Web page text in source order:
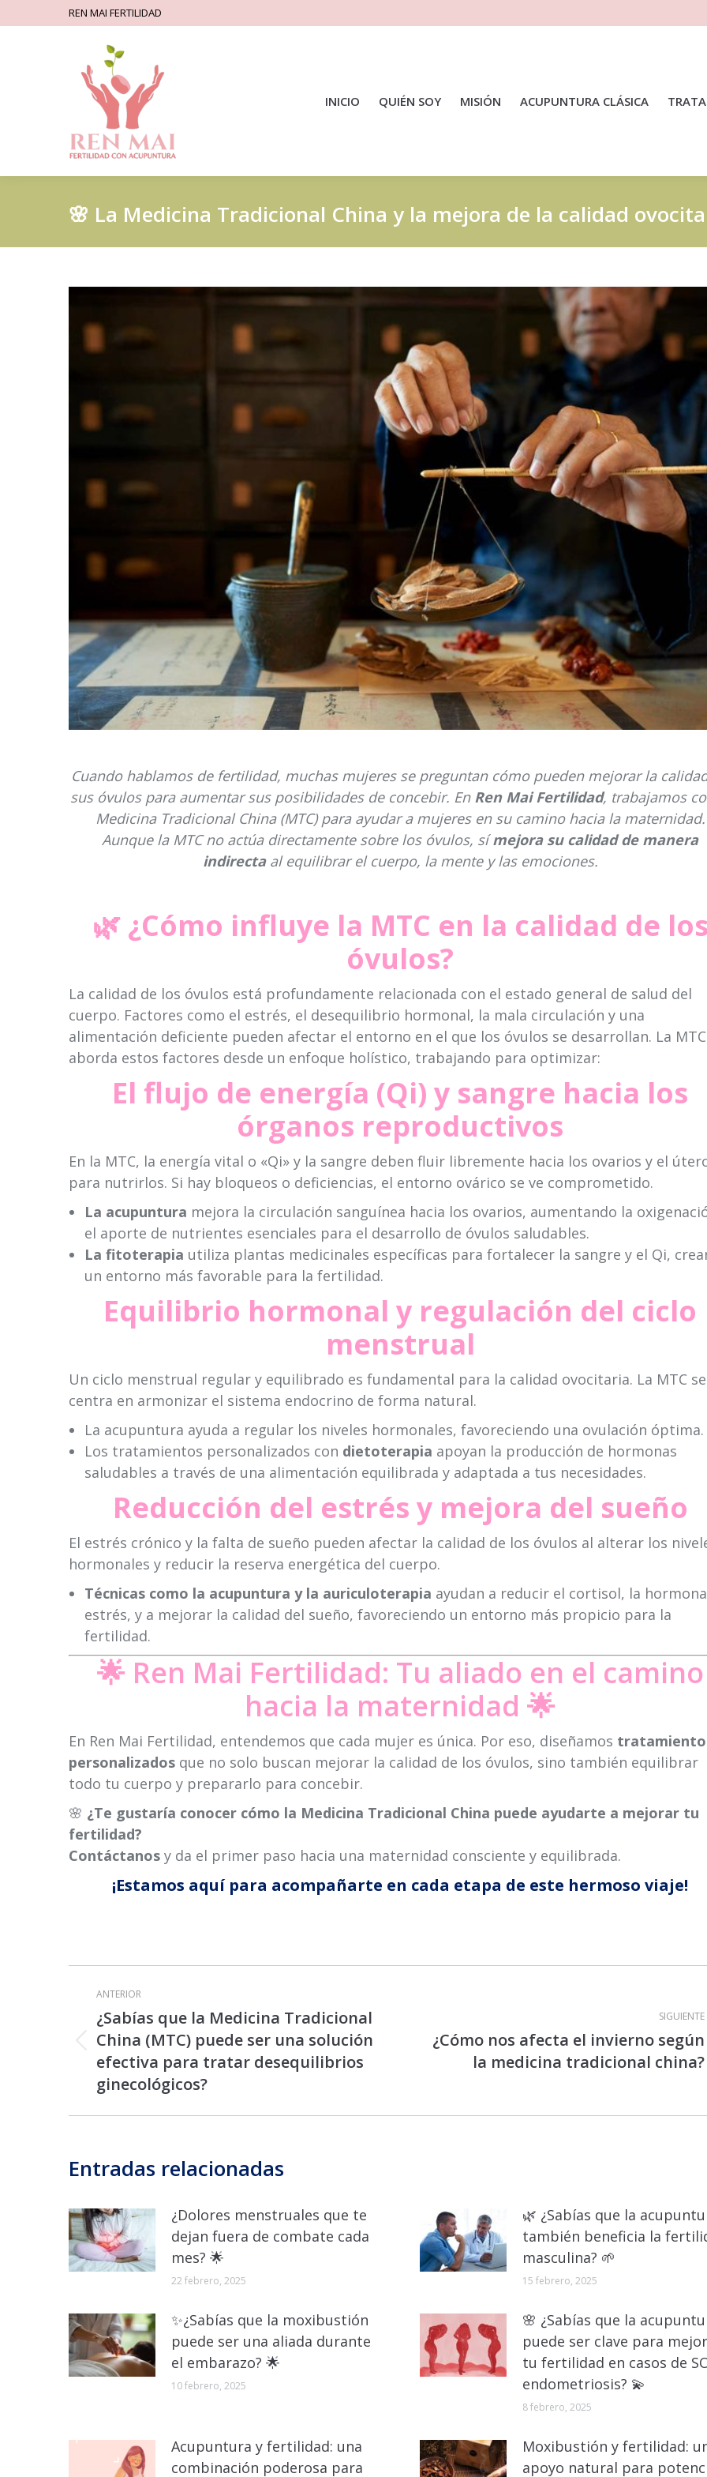
REN MAI FERTILIDAD
INICIO QUIÉN SOY MISIÓN ACUPUNTURA CLÁSICA
🌸 La Medicina Tradicional China y la mejora de la calidad
Cuando hablamos de fertilidad, muchas mujeres se preguntan cómo pueden mejorar la
sus óvulos para aumentar sus posibilidades de concebir. En Ren Mai Fertilidad, trabajamos
Medicina Tradicional China (MTC) para ayudar a mujeres en su camino hacia la maternidad.
Aunque la MTC no actúa directamente sobre los óvulos, símejora su calidad de manera
indirectaal equilibrar el cuerpo, la mente y las emociones.
🌿 ¿Cómo influye la MTC en la calidad de los
óvulos?
La calidad de los óvulos está profundamente relacionada con el estado general de salud del
cuerpo. Factores como el estrés, el desequilibrio hormonal, la mala circulación y una
alimentación deficiente pueden afectar el entorno en el que los óvulos se desarrollan. La MTC
aborda estos factores desde un enfoque holístico, trabajando para optimizar:
El flujo de energía (Qi) y sangre hacia los
órganos reproductivos
En la MTC, la energía vital o «Qi» y la sangre deben fluir libremente hacia los ovarios y el
para nutrirlos. Si hay bloqueos o deficiencias, el entorno ovárico se ve comprometido.
La acupuntura mejora la circulación sanguínea hacia los ovarios, aumentando la
el aporte de nutrientes esenciales para el desarrollo de óvulos saludables.
La fitoterapia utiliza plantas medicinales específicas para fortalecer la sangre y el Qi,
un entorno más favorable para la fertilidad.
Equilibrio hormonal y regulación del ciclo
menstrual
Un ciclo menstrual regular y equilibrado es fundamental para la calidad ovocitaria. La MTC se
centra en armonizar el sistema endocrino de forma natural.
La acupuntura ayuda a regular los niveles hormonales, favoreciendo una ovulación óptima.
Los tratamientos personalizados con dietoterapia apoyan la producción de hormonas
saludables a través de una alimentación equilibrada y adaptada a tus necesidades.
Reducción del estrés y mejora del sueño
El estrés crónico y la falta de sueño pueden afectar la calidad de los óvulos al alterar los
hormonales y reducir la reserva energética del cuerpo.
Técnicas como la acupuntura y la auriculoterapia ayudan a reducir el cortisol, la
estrés, y a mejorar la calidad del sueño, favoreciendo un entorno más propicio para la
fertilidad.
🌟 Ren Mai Fertilidad: Tu aliado en el camino
hacia la maternidad 🌟
En Ren Mai Fertilidad, entendemos que cada mujer es única. Por eso, diseñamos
personalizados que no solo buscan mejorar la calidad de los óvulos, sino también equilibrar
todo tu cuerpo y prepararlo para concebir.
🌸 ¿Te gustaría conocer cómo la Medicina Tradicional China puede ayudarte a mejorar tu
fertilidad?
Contáctanos y da el primer paso hacia una maternidad consciente y equilibrada.
¡Estamos aquí para acompañarte en cada etapa de este hermoso viaje!
Navegación
entre
publicaciones
ANTERIOR
Publicación
anterior:
¿Sabías que la Medicina Tradicional
China (MTC) puede ser una solución
efectiva para tratar desequilibrios
ginecológicos?
SIGUIENTE
Publicación
siguiente:
¿Cómo nos afecta el invierno según
la medicina tradicional china?
Entradas relacionadas
¿Dolores menstruales que te
dejan fuera de combate cada
mes? 🌟
22 febrero, 2025
🌿 ¿Sabías que la
también beneficia la
masculina? 🌱
15 febrero, 2025
✨¿Sabías que la moxibustión
puede ser una aliada durante
el embarazo? 🌟
10 febrero, 2025
🌸 ¿Sabías que la
puede ser clave para
tu fertilidad en casos de
endometriosis? 💫
8 febrero, 2025
Acupuntura y fertilidad: una
combinación poderosa para
Moxibustión y fertilidad:
apoyo natural para